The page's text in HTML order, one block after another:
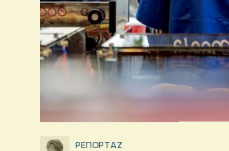
ΡΕΠΟΡΤΑΖ